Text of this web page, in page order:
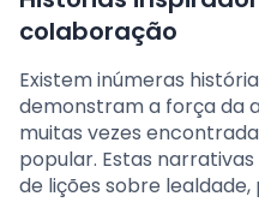
colaboração
Existem inúmeras
demonstram a força da
muitas vezes
popular. Estas
de lições sobre